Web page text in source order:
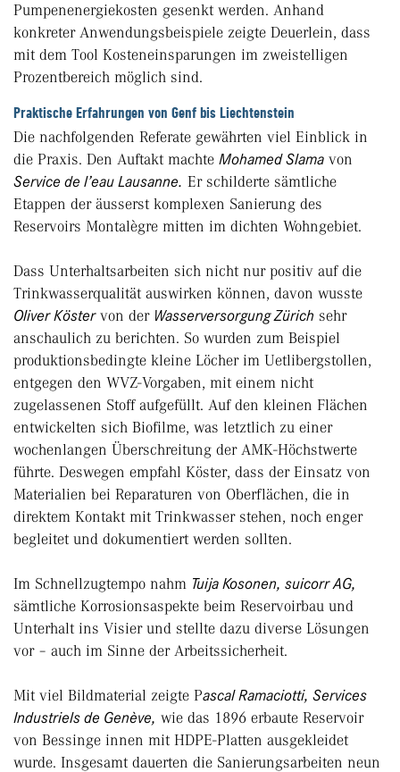
Pumpenenergiekosten gesenkt werden. Anhand
konkreter Anwendungsbeispiele zeigte Deuerlein, dass
mit dem Tool Kosteneinsparungen im zweistelligen
Prozentbereich möglich sind.
Praktische Erfahrungen von Genf bis Liechtenstein
Die nachfolgenden Referate gewährten viel Einblick in
die Praxis. Den Auftakt machte Mohamed Slama von
Service de l’eau Lausanne. Er schilderte sämtliche
Etappen der äusserst komplexen Sanierung des
Reservoirs Montalègre mitten im dichten Wohngebiet.
Dass Unterhaltsarbeiten sich nicht nur positiv auf die
Trinkwasserqualität auswirken können, davon wusste
Oliver Köstervon der Wasserversorgung Zürich sehr
anschaulich zu berichten. So wurden zum Beispiel
produktionsbedingte kleine Löcher im Uetlibergstollen,
entgegen den WVZ-Vorgaben, mit einem nicht
zugelassenen Stoff aufgefüllt. Auf den kleinen Flächen
entwickelten sich Biofilme, was letztlich zu einer
wochenlangen Überschreitung der AMK-Höchstwerte
führte. Deswegen empfahl Köster, dass der Einsatz von
Materialien bei Reparaturen von Oberflächen, die in
direktem Kontakt mit Trinkwasser stehen, noch enger
begleitet und dokumentiert werden sollten.
Im Schnellzugtempo nahm Tuija Kosonen, suicorr AG,
sämtliche Korrosionsaspekte beim Reservoirbau und
Unterhalt ins Visier und stellte dazu diverse Lösungen
vor – auch im Sinne der Arbeitssicherheit.
Mit viel Bildmaterial zeigte Pascal Ramaciotti, Services
Industriels de Genève, wie das 1896 erbaute Reservoir
von Bessinge innen mit HDPE-Platten ausgekleidet
wurde. Insgesamt dauerten die Sanierungsarbeiten neun